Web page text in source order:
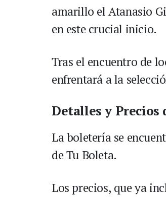
amarillo el Atanasio
en este crucial inicio.
Tras el encuentro de
enfrentará a la
Detalles y Precios
La boletería se
de Tu Boleta.
Los precios, que ya